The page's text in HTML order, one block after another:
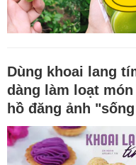
Dùng khoai lang
dàng làm loạt
hồ đăng ảnh